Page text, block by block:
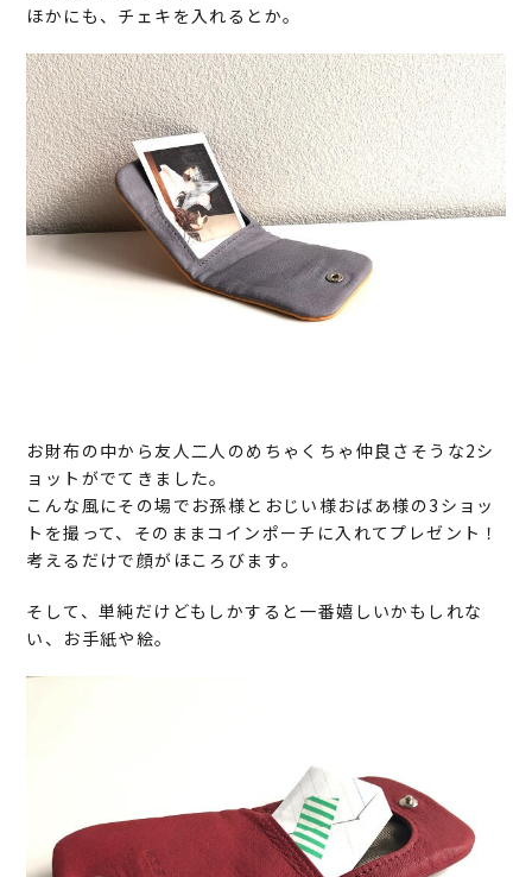
ほかにも、チェキを入れるとか。
お財布の中から友人二人のめちゃくちゃ仲良さそうな2シ
ョットがでてきました。
こんな風にその場でお孫様とおじい様おばあ様の3ショッ
トを撮って、そのままコインポーチに入れてプレゼント！
考えるだけで顔がほころびます。
そして、単純だけどもしかすると一番嬉しいかもしれな
い、お手紙や絵。